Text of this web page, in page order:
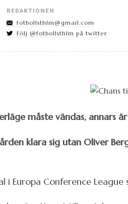
REDAKTIONEN
fotbollsthlm@gmail.com
Följ @fotbollsthlm på twitter
måste vändas, annars
klara sig utan Oliver
i Europa Conference